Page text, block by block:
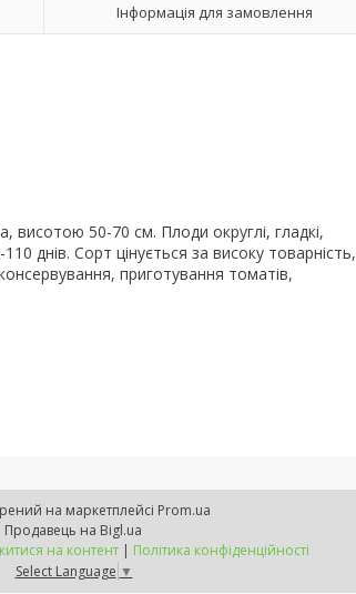
Інформація для замовлення
висотою 50-70 см. Плоди округлі, гладкі,
днів. Сорт цінується за високу товарність,
приготування томатів,
на маркетплейсі Prom.ua
Продавець на Bigl.ua
на контент | Політика конфіденційності
Select Language ▼